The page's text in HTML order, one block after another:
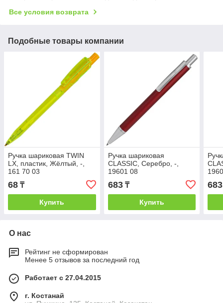
Все условия возврата
Подобные товары компании
Ручка шариковая TWIN
LX, пластик, Жёлтый, -,
161 70 03
68 ₸
Купить
Ручка шариковая
CLASSIC, Серебро, -,
19601 08
683₸
Купить
683
О нас
Рейтинг не сформирован
Менее 5 отзывов за последний год
Работает с 27.04.2015
г. Костанай